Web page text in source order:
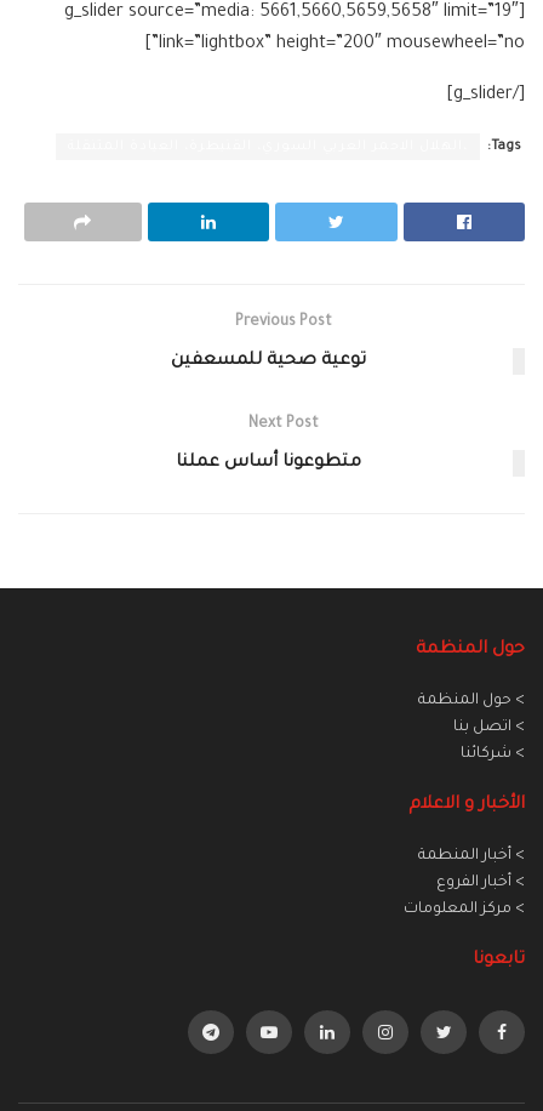
[g_slider source=”media: 5661,5660,5659,5658″ limit=”19″
link=”lightbox” height=”200″ mousewheel=”no”]
[/g_slider]
Tags:
Previous Post
توعية صحية للمسعفين
Next Post
متطوعونا أساس عملنا
حول المنظمة
> حول المنظمة
> اتصل بنا
> شركائنا
الأخبار و الاعلام
> أخبار المنطمة
> أخبار الفروع
> مركز المعلومات
تابعونا